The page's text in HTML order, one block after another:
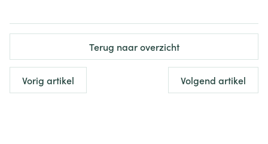
Terug naar overzicht
Vorig artikel Volgend artikel